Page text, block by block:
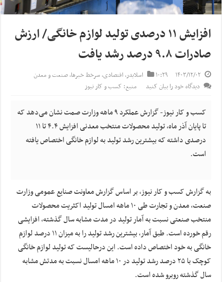
افزایش ۱۱ درصدی تولید لوازم خانگی/ ارزش
صادرات ۹.۸ درصد رشد یافت
۱۴۰۳/۱۲/۰۲ ۱۰:۲۹ اسلایدر,اقتصادی,سرخط خبرها,صنعت و معدن
دیدگاه خود را بیان کنید
منبع: کسب و کار نیوز
کسب و کار نیوز- گزارش عملکرد ۹ ماهه وزارت صمت نشان می‌دهد که
تا پایان آذر ماه، تولید محصولات منتخب معدنی افزایش ۴.۴ تا ۱۱
درصدی داشته که بیشترین رشد تولید به لوازم خانگی اختصاص یافته
است.
به گزارش کسب و کار نیوز، بر اساس گزارش معاونت صنایع عمومی وزارت
صنعت، معدن و تجارت طی ۱۰ ماهه امسال تولید اکثریت محصولات
منتخب صنعتی نسبت به آمار تولید در مدت مشابه سال گذشته، افزایشی
رقم خورده است. طبق آمار، بیشترین رشد تولید را به میزان ۱۱ درصد لوازم
خانگی به خود اختصاص داده است. این درحالیست که تولید لوازم خانگی
کوچک با ۲۵ درصد رشد تولید در ۱۰ ماهه امسال نسبت به مدتش مشابه
سال گذشته روبرو شده است.